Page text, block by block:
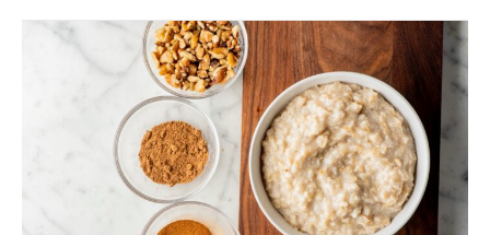
Etiam est nibh, lobortis sit
Praesent euismod ac
Ut mollis pellentesque tortor
Nullam eu erat condimentum
Donec quis est ac felis
Orci varius natoque dolor